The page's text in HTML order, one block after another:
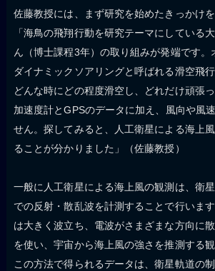
佐藤教授には、まず研究を始めたきっかけを
「海鳥の飛翔行動を研究テーマにしている
ん（博士課程3年）の取り組みが発端です。
ダイナミックソアリングと呼ばれる滑空飛
どんな時にどの程度滑空し、どれだけ頑張
加速度計とGPSのデータに加え、風向や風
せん。探してみると、人工衛星による海上
ることが分かりました」（佐藤教授）
一般に人工衛星による海上風の観測は、衛
での反射・散乱波を計測することで行いま
は大きく波立ち、電波がさまざまな方向に
を使い、宇宙から海上風の強さを推測する
この方法で得られるデータは、衛星軌道の